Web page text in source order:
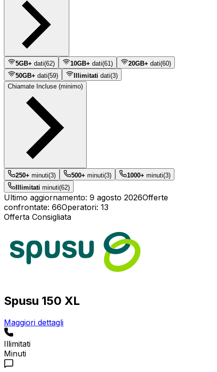
5GB+ dati(62) 10GB+ dati(61) 20GB+ dati(60)
50GB+ dati(59) Illimitati dati(3)
Chiamate Incluse (minimo)
250+ minuti(3) 500+ minuti(3) 1000+ minuti(3)
Illimitati minuti(62)
Ultimo aggiornamento: 9 agosto 2026Offerte
confrontate: 66Operatori: 13
Offerta Consigliata
Spusu 150 XL
Maggiori dettagli
Illimitati
Minuti